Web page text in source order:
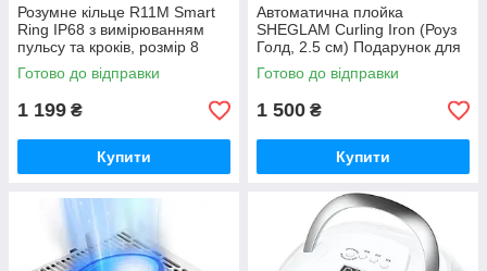
Розумне кільце R11M Smart
Ring IP68 з вимірюванням
пульсу та кроків, розмір 8
Готово до відправки
1 199 ₴
Купити
Автоматична плойка
SHEGLAM Curling Iron (Роуз
Голд, 2.5 см) Подарунок для
жінки
Готово до відправки
1 500 ₴
Купити